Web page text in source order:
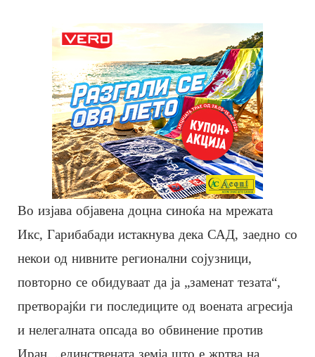
Во изјава објавена доцна синоќа на мрежата
Икс, Гарибабади истакнува дека САД, заедно со
некои од нивните регионални сојузници,
повторно се обидуваат да ја „заменат тезата“,
претворајќи ги последиците од воената агресија
и нелегалната опсада во обвинение против
Иран, „единствената земја што е жртва на